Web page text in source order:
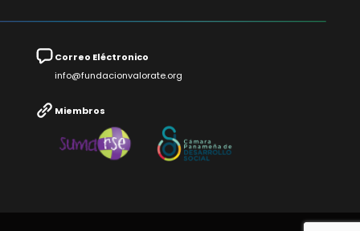
Correo Eléctronico
info@fundacionvalorate.org
Miembros